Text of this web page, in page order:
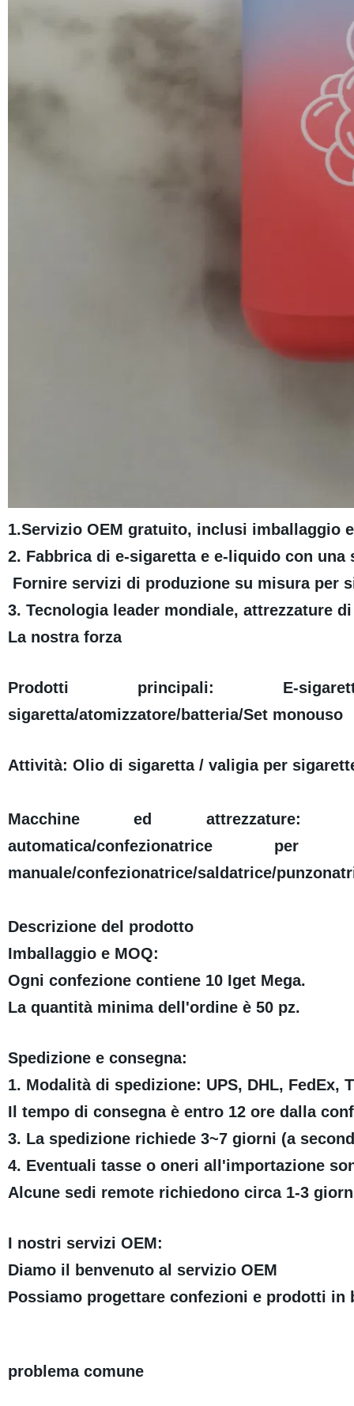
1.Servizio OEM gratuito, inclusi imballaggio
2. Fabbrica di e-sigaretta e e-liquido con
Fornire servizi di produzione su misura per
3. Tecnologia leader mondiale, attrezzature
La nostra forza
Prodotti principali: E-
sigaretta/atomizzatore/batteria/Set monouso
Attività: Olio di sigaretta / valigia per
Macchine ed attrezzature:
automatica/confezionatrice per
manuale/confezionatrice/saldatrice/
Descrizione del prodotto
Imballaggio e MOQ:
Ogni confezione contiene 10 Iget Mega.
La quantità minima dell'ordine è 50 pz.
Spedizione e consegna:
1. Modalità di spedizione: UPS, DHL, FedEx,
Il tempo di consegna è entro 12 ore dalla
3. La spedizione richiede 3~7 giorni (a
4. Eventuali tasse o oneri all'importazione
Alcune sedi remote richiedono circa 1-3
I nostri servizi OEM:
Diamo il benvenuto al servizio OEM
Possiamo progettare confezioni e prodotti in
problema comune